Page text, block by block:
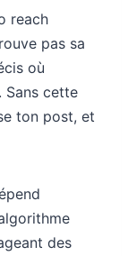
reach
pas sa
où
Sans cette
ton post, et
des